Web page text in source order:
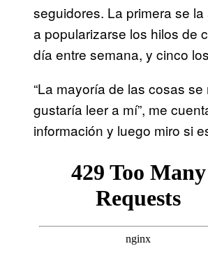
seguidores. La primera se
a popularizarse los hilos de
día entre semana, y cinco
“La mayoría de las cosas
gustaría leer a mí”, me
información y luego miro si